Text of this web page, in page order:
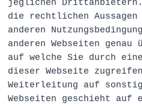
jeglichen
die rechtlichen Aussagen
anderen
anderen Webseiten genau
auf welche Sie durch
dieser Webseite
Weiterleitung auf
Webseiten geschieht auf